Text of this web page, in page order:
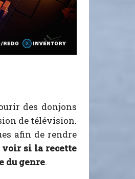
des donjons
de télévision.
afin de rendre
voir si la recette
du genre.